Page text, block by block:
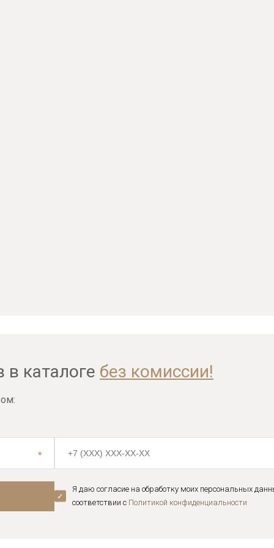
каталоге без комиссии!
Я даю согласие на обработку моих персональных
соответствии с Политикой конфиденциальноcти